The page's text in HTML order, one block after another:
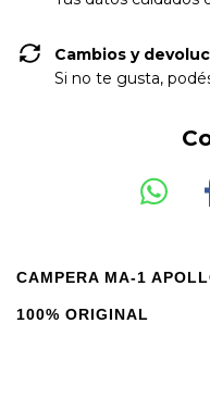
Cambios y
Si no te gusta,
CAMPERA MA-1
100% ORIGINAL